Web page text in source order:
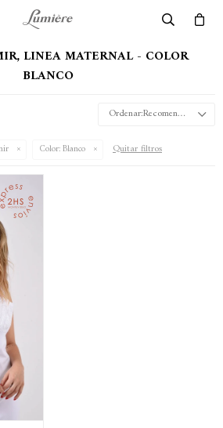
LINEA MATERNAL - COLOR
BLANCO
Recomendados
Color:Blanco Quitar filtros